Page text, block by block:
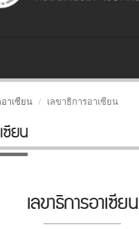
าเซียน เลขาธิการอาเซียน
ซียน
เลขาธิการอาเซียน